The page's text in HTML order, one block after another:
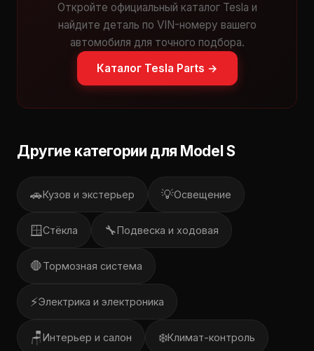
Откройте официальный каталог Tesla и
найдите деталь по VIN-номеру вашего
автомобиля для точного подбора.
Каталог Tesla Parts →
Другие категории для Model S
🚗Кузов и экстерьер 💡Освещение
🪟Стёкла 🔧Подвеска и ходовая
🛑Тормозная система
⚡Электрика и электроника
🪑Интерьер и салон ❄️Климат-контроль